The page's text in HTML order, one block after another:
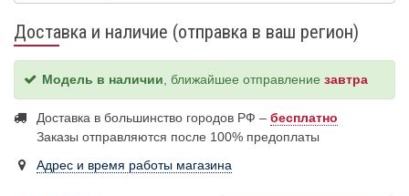
Доставка и наличие (отправка в ваш регион)
Модель в наличии , ближайшее отправление завтра
Доставка в большинство городов РФ – бесплатно
Заказы отправляются после 100% предоплаты
Адрес и время работы магазина